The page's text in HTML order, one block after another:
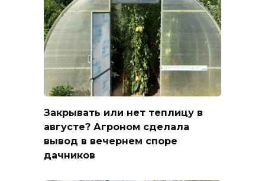
Закрывать или нет теплицу в
августе? Агроном сделала
вывод в вечернем споре
дачников